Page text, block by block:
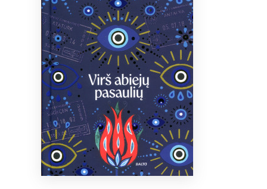
+370 667 80 541
info@elvislab.lt